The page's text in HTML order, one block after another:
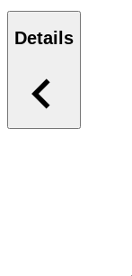
Details